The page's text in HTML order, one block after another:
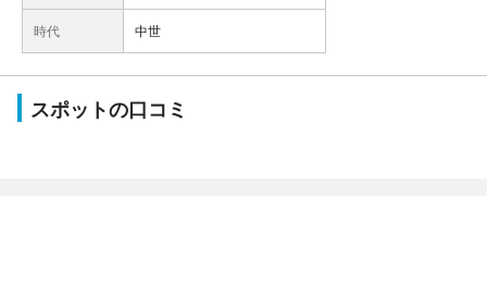
時代 中世
スポットの口コミ